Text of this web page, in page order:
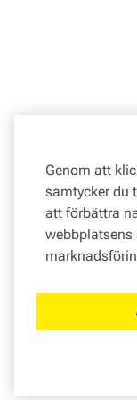
Genom att
samtycker du
att förbättra
webbplatsens